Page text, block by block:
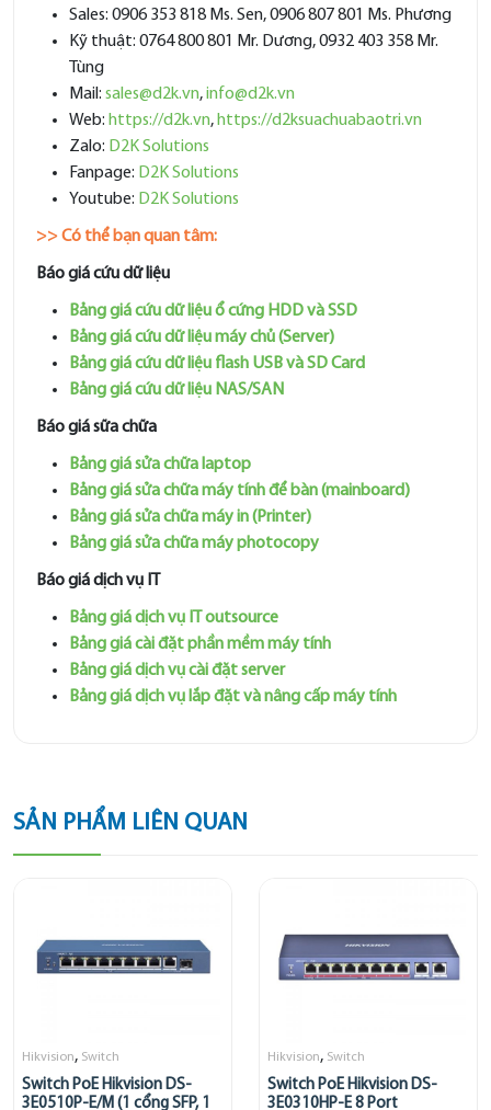
Sales: 0906 353 818 Ms. Sen, 0906 807 801 Ms. Phương
Kỹ thuật: 0764 800 801 Mr. Dương, 0932 403 358 Mr.
Tùng
Mail: sales@d2k.vn,info@d2k.vn
Web: https://d2k.vn, https://d2ksuachuabaotri.vn
Zalo: D2K Solutions
Fanpage: D2K Solutions
Youtube: D2K Solutions
>> Có thể bạn quan tâm:
Báo giá cứu dữ liệu
Bảng giá cứu dữ liệu ổ cứng HDD và SSD
Bảng giá cứu dữ liệu máy chủ (Server)
Bảng giá cứu dữ liệu flash USB và SD Card
Bảng giá cứu dữ liệu NAS/SAN
Báo giá sữa chữa
Bảng giá sửa chữa laptop
Bảng giá sửa chữa máy tính để bàn (mainboard)
Bảng giá sửa chữa máy in (Printer)
Bảng giá sửa chữa máy photocopy
Báo giá dịch vụ IT
Bảng giá dịch vụ IT outsource
Bảng giá cài đặt phần mềm máy tính
Bảng giá dịch vụ cài đặt server
Bảng giá dịch vụ lắp đặt và nâng cấp máy tính
SẢN PHẨM LIÊN QUAN
Hikvision, Switch
Switch PoE Hikvision DS-
3E0510P-E/M (1 cổng SFP, 1
Hikvision, Switch
Switch PoE Hikvision DS-
3E0310HP-E 8 Port